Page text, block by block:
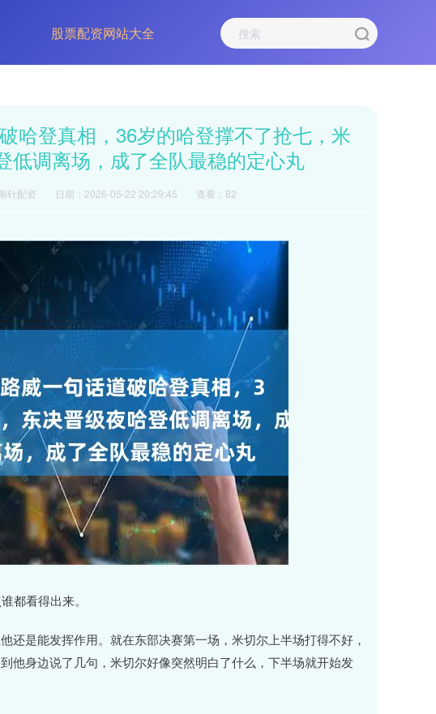
股票配资网站大全
哈登真相，36岁的哈登撑不了抢七，米
低调离场，成了全队最稳的定心丸
针配资 日期：2026-05-22 20:29:45 查看：82
都看得出来。
还是能发挥作用。就在东部决赛第一场，米切尔上半场打得不好，
他身边说了几句，米切尔好像突然明白了什么，下半场就开始发